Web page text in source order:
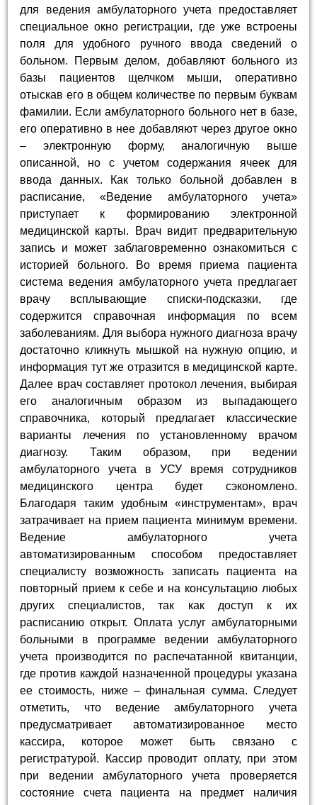
для ведения амбулаторного учета предоставляет
специальное окно регистрации, где уже встроены
поля для удобного ручного ввода сведений о
больном. Первым делом, добавляют больного из
базы пациентов щелчком мыши, оперативно
отыскав его в общем количестве по первым буквам
фамилии. Если амбулаторного больного нет в базе,
его оперативно в нее добавляют через другое окно
– электронную форму, аналогичную выше
описанной, но с учетом содержания ячеек для
ввода данных. Как только больной добавлен в
расписание, «Ведение амбулаторного учета»
приступает к формированию электронной
медицинской карты. Врач видит предварительную
запись и может заблаговременно ознакомиться с
историей больного. Во время приема пациента
система ведения амбулаторного учета предлагает
врачу всплывающие списки-подсказки, где
содержится справочная информация по всем
заболеваниям. Для выбора нужного диагноза врачу
достаточно кликнуть мышкой на нужную опцию, и
информация тут же отразится в медицинской карте.
Далее врач составляет протокол лечения, выбирая
его аналогичным образом из выпадающего
справочника, который предлагает классические
варианты лечения по установленному врачом
диагнозу. Таким образом, при ведении
амбулаторного учета в УСУ время сотрудников
медицинского центра будет сэкономлено.
Благодаря таким удобным «инструментам», врач
затрачивает на прием пациента минимум времени.
Ведение амбулаторного учета
автоматизированным способом предоставляет
специалисту возможность записать пациента на
повторный прием к себе и на консультацию любых
других специалистов, так как доступ к их
расписанию открыт. Оплата услуг амбулаторными
больными в программе ведении амбулаторного
учета производится по распечатанной квитанции,
где против каждой назначенной процедуры указана
ее стоимость, ниже – финальная сумма. Следует
отметить, что ведение амбулаторного учета
предусматривает автоматизированное место
кассира, которое может быть связано с
регистратурой. Кассир проводит оплату, при этом
при ведении амбулаторного учета проверяется
состояние счета пациента на предмет наличия